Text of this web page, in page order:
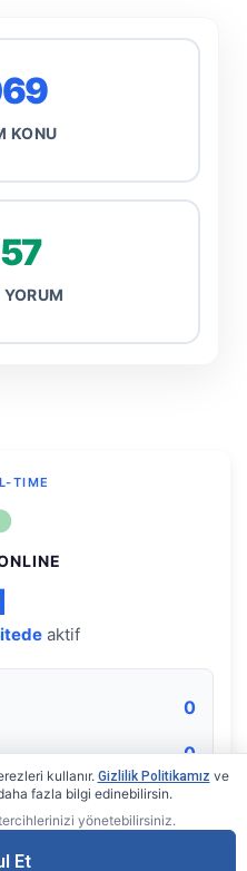
KONU
TIME
aktif
0
0
sayaç
kullanır. Gizlilik Politikamız ve
fazla bilgi edinebilirsin.
yönetebilirsiniz.
Et